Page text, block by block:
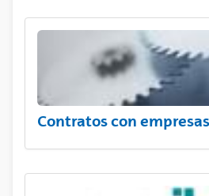
Contratos con